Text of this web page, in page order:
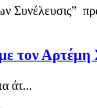
Συνέλευσις”
τον
άτ...